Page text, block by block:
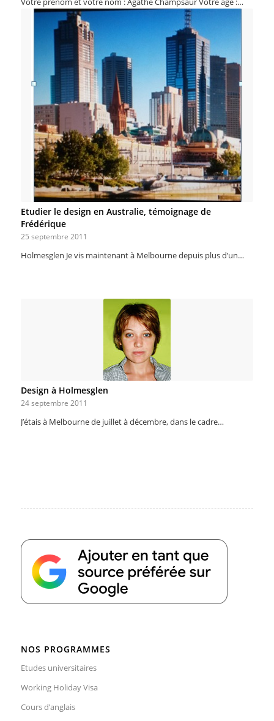
Etudier le design en Australie, témoignage de
Frédérique
25 septembre 2011
Holmesglen Je vis maintenant à Melbourne depuis plus d’un…
Design à Holmesglen
24 septembre 2011
J’étais à Melbourne de juillet à décembre, dans le cadre…
NOS PROGRAMMES
Etudes universitaires
Working Holiday Visa
Cours d’anglais